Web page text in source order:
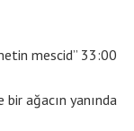
mescid” 33:00
ağacın yanında